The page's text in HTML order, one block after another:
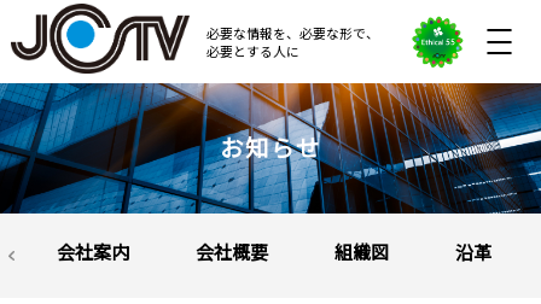
必要な情報を、必要な形で、
必要とする人に
メディアビジネス
クリエイティブビジネス
採用情報
エシカル５５
お知らせ
会社案内 会社概要 組織図 沿革